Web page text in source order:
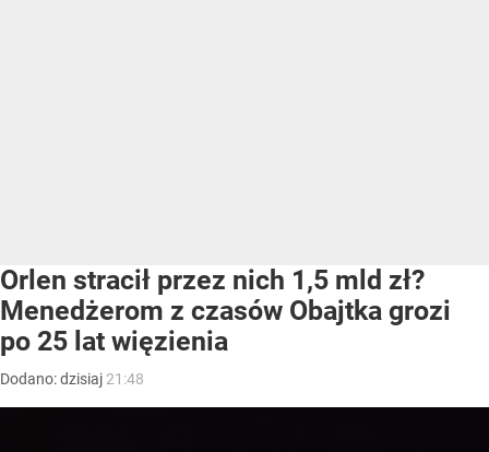
Orlen stracił przez nich 1,5 mld zł?
Menedżerom z czasów Obajtka grozi
po 25 lat więzienia
Dodano:dzisiaj 21:48